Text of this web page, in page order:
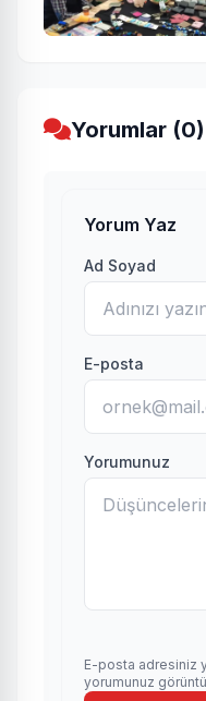
Yorumlar (0)
Yorum Yaz
Ad Soyad
E-posta
Yorumunuz
E-posta adresiniz
yorumunuz